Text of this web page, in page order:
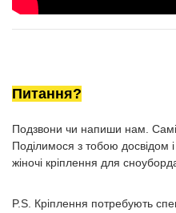
Питання?
Подзвони чи напиши нам.
Поділимося з тобою досвідом
жіночі кріплення для
P.S. Кріплення потребують